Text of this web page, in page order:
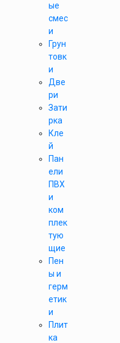
ые
смес
и
Грун
товк
и
Две
ри
Зати
рка
Кле
й
Пан
ели
ПВХ
и
ком
плек
тую
щие
Пен
ы и
герм
етик
и
Плит
ка